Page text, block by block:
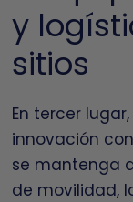
y
sitios
En tercer
innovación
se mantenga
de movilidad,